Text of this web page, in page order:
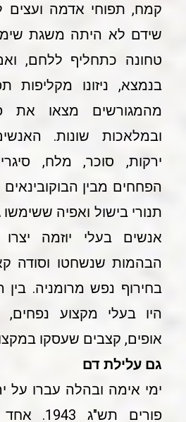
קמח, תפוחי אדמה
שידם לא היתה משגת
טחונה כתחליף ללחם,
בנמצא, ניזונו מקליפות
מהמגורשים מצאו את
ובמלאכות שונות.
ירקות, סוכר, מלח,
הפחחים מבין
תנורי בישול ואפיה
אנשים בעלי יוזמה
הבהמות שנשחטו וסודה
בחירוף נפש מרומניה. בין
היו בעלי מקצוע נפחים,
אופים, קצבים שעסקו
גם עלילת דם
ימי אימה ובהלה עברו על
פורים